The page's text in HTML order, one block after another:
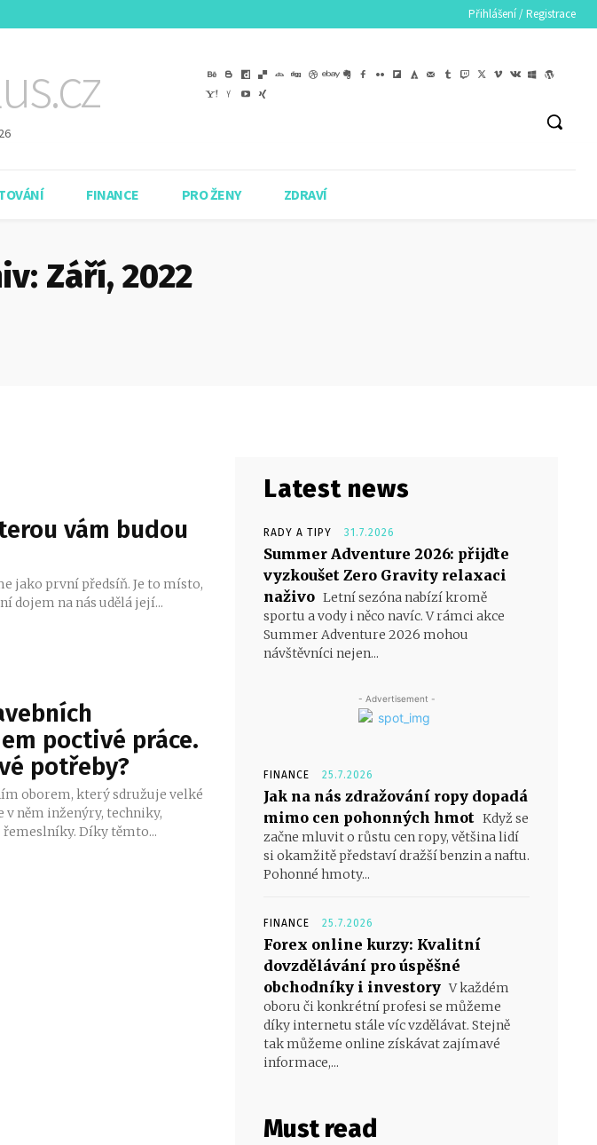
Přihlášení / Registrace
FINANCE PRO ŽENY ZDRAVÍ
Září, 2022
vám budou
jako první předsíň. Je to místo,
dojem na nás udělá její...
poctivé práce.
potřeby?
oborem, který sdružuje velké
něm inženýry, techniky,
Díky těmto...
Latest news
RADY A TIPY 31.7.2026
Summer Adventure 2026: přijďte
vyzkoušet Zero Gravity relaxaci
naživo Letní sezóna nabízí kromě
sportu a vody i něco navíc. V rámci akce
Summer Adventure 2026 mohou
návštěvníci nejen...
- Advertisement -
FINANCE 25.7.2026
Jak na nás zdražování ropy dopadá
mimo cen pohonných hmot Když se
začne mluvit o růstu cen ropy, většina lidí
si okamžitě představí dražší benzin a naftu.
Pohonné hmoty...
FINANCE 25.7.2026
Forex online kurzy: Kvalitní
dovzdělávání pro úspěšné
obchodníky i investory V každém
oboru či konkrétní profesi se můžeme
díky internetu stále víc vzdělávat. Stejně
tak můžeme online získávat zajímavé
informace,...
Must read